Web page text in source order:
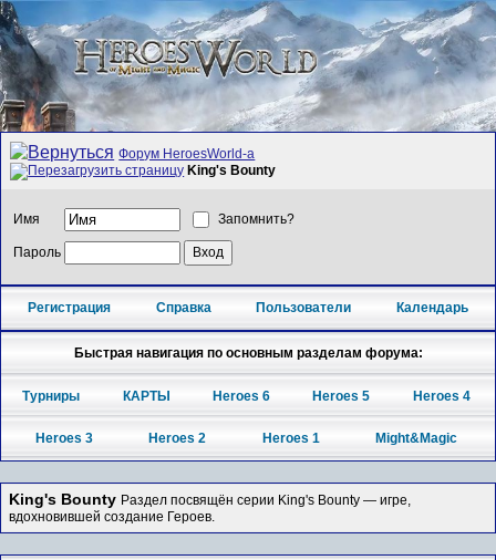
Форум HeroesWorld-а
King's Bounty
Имя Запомнить?
Пароль
Регистрация Справка Пользователи Календарь
Быстрая навигация по основным разделам форума:
Турниры КАРТЫ Heroes 6 Heroes 5 Heroes 4
Heroes 3 Heroes 2 Heroes 1 Might&Magic
King's Bounty Раздел посвящён серии King's Bounty — игре,
вдохновившей создание Героев.